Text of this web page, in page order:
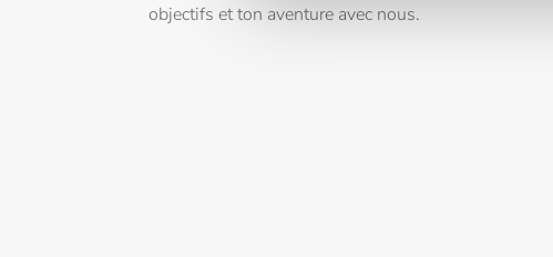
objectifs et ton aventure avec nous.